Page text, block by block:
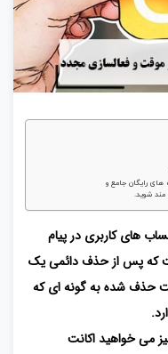
های رایگان جامع و
مند شوید.
های کاربری در پیام
که پس از حذف دائمی یک
حذف شده به گونه ای که
می خواهید اکانت